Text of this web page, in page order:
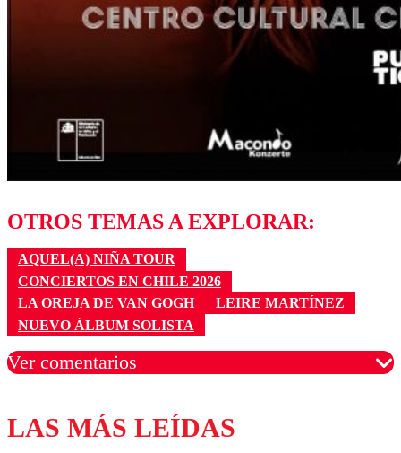
OTROS TEMAS A EXPLORAR:
AQUEL(A) NIÑA TOUR
CONCIERTOS EN CHILE 2026
LA OREJA DE VAN GOGH
LEIRE MARTÍNEZ
NUEVO ÁLBUM SOLISTA
Ver comentarios
Los comentarios son moderados para garantizar un
diálogo respetuoso.
LAS MÁS LEÍDAS